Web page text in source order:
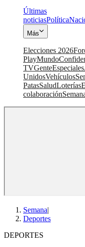
Últimas
noticiasPolítica
Más
Elecciones 2026
PlayMundo
TVGenteEspeciales
UnidosVehículos
PatasSaludLoterías
colaboración
Semana|
Deportes
DEPORTES